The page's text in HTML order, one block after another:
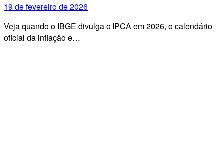
19 de fevereiro de 2026
Veja quando o IBGE divulga o IPCA em 2026, o calendário
oficial da inflação e…